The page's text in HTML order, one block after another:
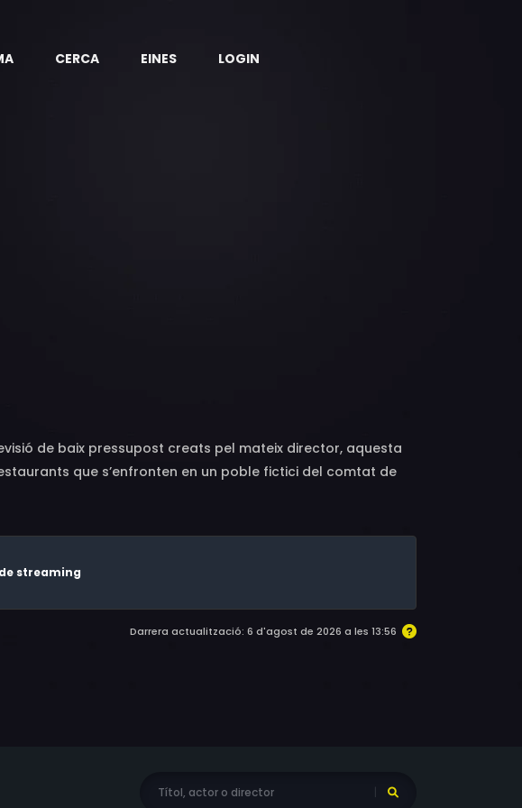
CERCA EINES LOGIN
de baix pressupost creats pel mateix director, aquesta
que s’enfronten en un poble fictici del comtat de
streaming
Darrera actualització: 6 d'agost de 2026 a les 13:56